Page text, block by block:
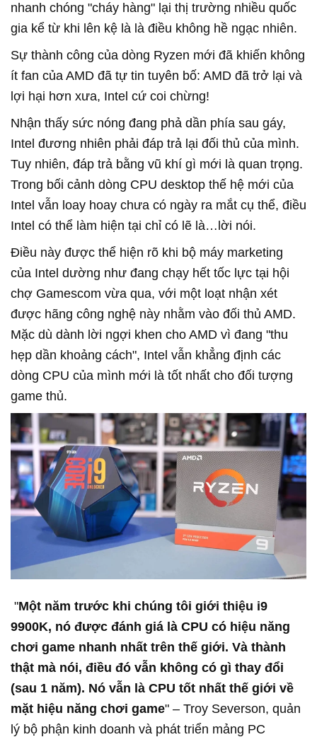
nhanh chóng "cháy hàng" lại thị trường nhiều quốc
gia kể từ khi lên kệ là là điều không hề ngạc nhiên.
Sự thành công của dòng Ryzen mới đã khiến không
ít fan của AMD đã tự tin tuyên bố: AMD đã trở lại và
lợi hại hơn xưa, Intel cứ coi chừng!
Nhận thấy sức nóng đang phả dần phía sau gáy,
Intel đương nhiên phải đáp trả lại đối thủ của mình.
Tuy nhiên, đáp trả bằng vũ khí gì mới là quan trọng.
Trong bối cảnh dòng CPU desktop thế hệ mới của
Intel vẫn loay hoay chưa có ngày ra mắt cụ thể, điều
Intel có thể làm hiện tại chỉ có lẽ là…lời nói.
Điều này được thể hiện rõ khi bộ máy marketing
của Intel dường như đang chạy hết tốc lực tại hội
chợ Gamescom vừa qua, với một loạt nhận xét
được hãng công nghệ này nhằm vào đối thủ AMD.
Mặc dù dành lời ngợi khen cho AMD vì đang "thu
hẹp dần khoảng cách", Intel vẫn khẳng định các
dòng CPU của mình mới là tốt nhất cho đối tượng
game thủ.
"Một năm trước khi chúng tôi giới thiệu i9
9900K, nó được đánh giá là CPU có hiệu năng
chơi game nhanh nhất trên thế giới. Và thành
thật mà nói, điều đó vẫn không có gì thay đổi
(sau 1 năm). Nó vẫn là CPU tốt nhất thế giới về
mặt hiệu năng chơi game" – Troy Severson, quản
lý bộ phận kinh doanh và phát triển mảng PC